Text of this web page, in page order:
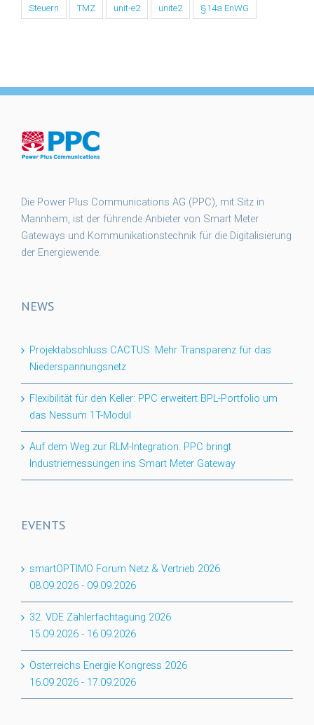
Steuern TMZ unit-e2 unite2 §14a EnWG
Die Power Plus Communications AG (PPC), mit Sitz in
Mannheim, ist der führende Anbieter von Smart Meter
Gateways und Kommunikationstechnik für die Digitalisierung
der Energiewende.
NEWS
Projektabschluss CACTUS: Mehr Transparenz für das
Niederspannungsnetz
Flexibilität für den Keller: PPC erweitert BPL-Portfolio um
das Nessum 1T-Modul
Auf dem Weg zur RLM-Integration: PPC bringt
Industriemessungen ins Smart Meter Gateway
EVENTS
smartOPTIMO Forum Netz & Vertrieb 2026
08.09.2026 - 09.09.2026
32. VDE Zählerfachtagung 2026
15.09.2026 - 16.09.2026
Österreichs Energie Kongress 2026
16.09.2026 - 17.09.2026